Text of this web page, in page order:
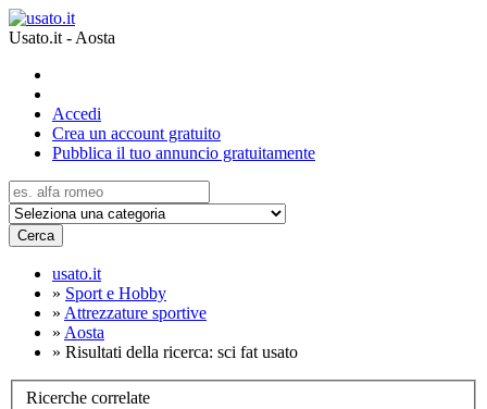
Usato.it - Aosta
Accedi
Crea un account gratuito
Pubblica il tuo annuncio gratuitamente
Cerca
usato.it
» Sport e Hobby
» Attrezzature sportive
» Aosta
» Risultati della ricerca: sci fat usato
Ricerche correlate